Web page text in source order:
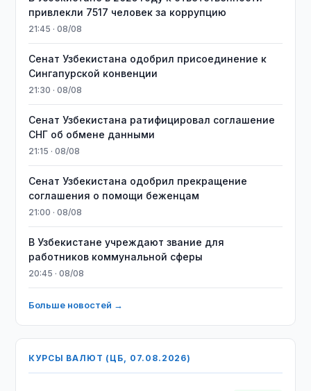
привлекли 7517 человек за коррупцию
21:45 · 08/08
Сенат Узбекистана одобрил присоединение к
Сингапурской конвенции
21:30 · 08/08
Сенат Узбекистана ратифицировал соглашение
СНГ об обмене данными
21:15 · 08/08
Сенат Узбекистана одобрил прекращение
соглашения о помощи беженцам
21:00 · 08/08
В Узбекистане учреждают звание для
работников коммунальной сферы
20:45 · 08/08
Больше новостей →
КУРСЫ ВАЛЮТ (ЦБ, 07.08.2026)